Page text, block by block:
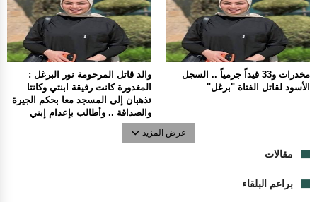
والد قاتل المرحومة نور البرغل :
المغدورة كانت رفيقة ابنتي وكانتا
تذهبان إلى المسجد معا بحكم الجيرة
والصداقة .. وأطالب بإعدام إبني
مخدرات و33 قيداً جرمياً .. السجل
الأسود لقاتل الفتاة "برغل"
عرض المزيد
مقالات
براعم البلقاء